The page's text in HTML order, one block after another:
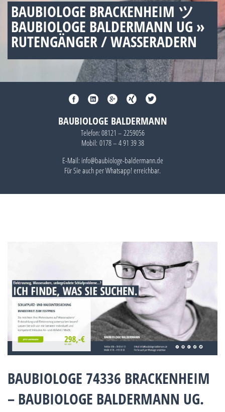
BAUBIOLOGE BRACKENHEIM ツ
BAUBIOLOGE BALDERMANN UG »
RUTENGÄNGER / WASSERADERN
BAUBIOLOGE BALDERMANN
Telefon: 08121 – 2259056
Mobil: 0178 – 4 91 39 38
E-Mail: info@baubiologe-baldermann.de
Für Sie auch perWhatsapp!erreichbar.
BAUBIOLOGE 74336 BRACKENHEIM
– BAUBIOLOGE BALDERMANN UG.